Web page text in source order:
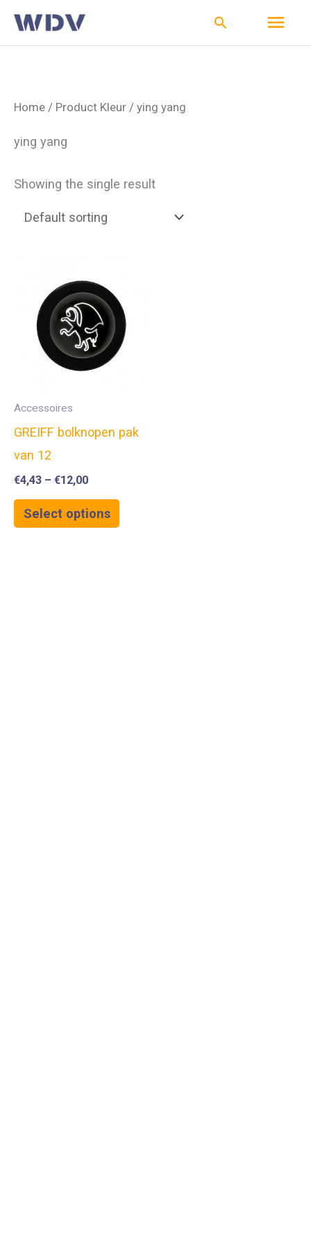
Ga
naar
Zoeken
Home / Product Kleur / ying yang
ying yang
Showing the single result
Accessoires
GREIFF bolknopen pak
van 12
€4,43 – €12,00
Select options